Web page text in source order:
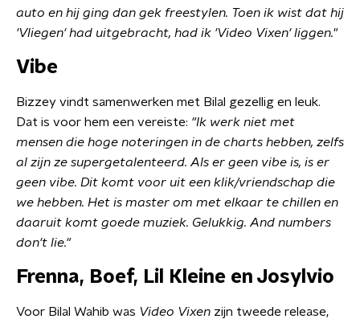
auto en hij ging dan gek freestylen. Toen ik wist dat hij
'Vliegen' had uitgebracht, had ik 'Video Vixen' liggen."
Vibe
Bizzey vindt samenwerken met Bilal gezellig en leuk.
Dat is voor hem een vereiste: "Ik werk niet met
mensen die hoge noteringen in de charts hebben, zelfs
al zijn ze supergetalenteerd. Als er geen vibe is, is er
geen vibe. Dit komt voor uit een klik/vriendschap die
we hebben. Het is master om met elkaar te chillen en
daaruit komt goede muziek. Gelukkig. And numbers
don't lie."
Frenna, Boef, Lil Kleine en Josylvio
Voor Bilal Wahib was Video Vixen zijn tweede release,